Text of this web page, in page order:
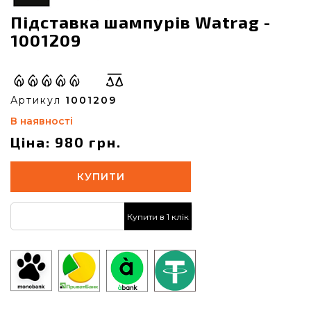
Підставка шампурів Watrag -
1001209
Артикул 1001209
В наявності
Ціна: 980 грн.
КУПИТИ
Купити в 1 клік